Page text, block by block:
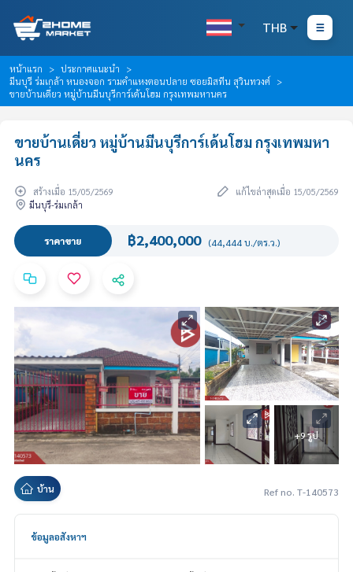
THB
หน้าแรก
ประกาศแนะนำ
มีนบุรี ร่มเกล้า หนองจอก รามคำแหงตอนปลาย ซอยมิสทีน สุวินทวงศ์
ขายบ้านเดี่ยว หมู่บ้านมีนบุรีการ์เด้นโฮม กรุงเทพมหานคร
ขายบ้านเดี่ยว หมู่บ้านมีนบุรีการ์เด้นโฮม กรุงเทพมหา
นคร
สร้างเมื่อ 15/05/2569
แก้ไขล่าสุดเมื่อ 15/05/2569
มีนบุรี-ร่มเกล้า
ราคาขาย ฿2,400,000 (44,444 บ./ตร.ว.)
+9 รูป
บ้าน Ref no. T-140573
ข้อมูลอสังหาฯ